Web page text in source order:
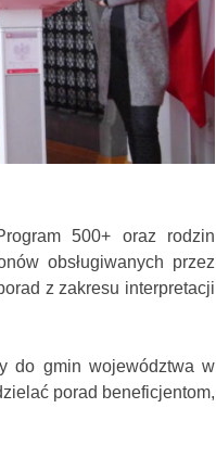
500+ oraz rodzin
obsługiwanych przez
z zakresu interpretacji
do gmin województwa w
porad beneficjentom,